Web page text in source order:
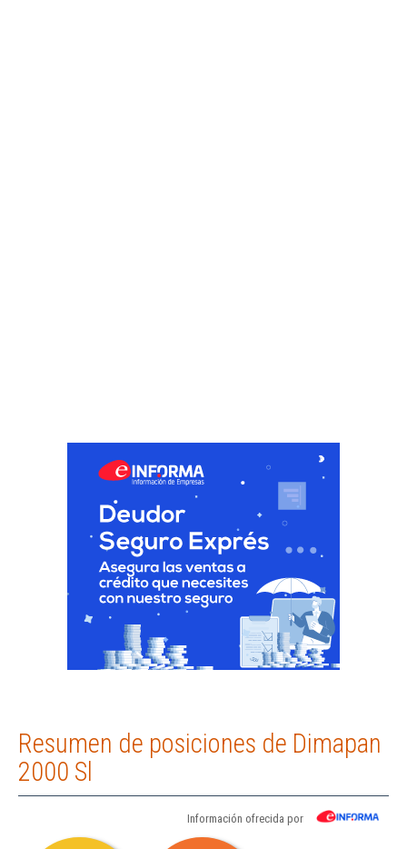
Resumen de posiciones de Dimapan
2000 Sl
Información ofrecida por